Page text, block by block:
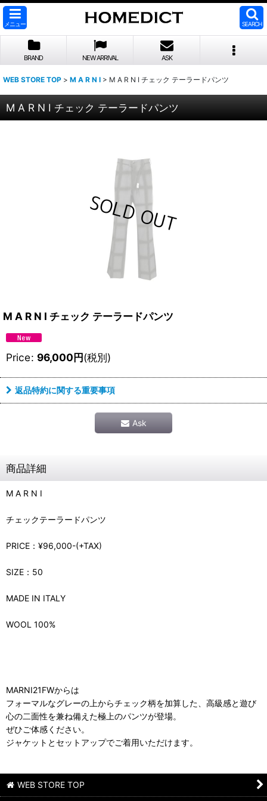
メニュー SEARCH
BRAND NEW ARRIVAL ASK
WEB STORE TOP > M A R N I > M A R N I チェック テーラードパンツ
M A R N I チェック テーラードパンツ
M A R N I チェック テーラードパンツ
Price: 96,000円(税別)
返品特約に関する重要事項
Ask
商品詳細
M A R N I
チェックテーラードパンツ
PRICE：¥96,000-(+TAX)
SIZE：50
MADE IN ITALY
WOOL 100%
MARNI21FWからは
フォーマルなグレーの上からチェック柄を加算した、高級感と遊び
心の二面性を兼ね備えた極上のパンツが登場。
ぜひご体感ください。
ジャケットとセットアップでご着用いただけます。
WEB STORE TOP